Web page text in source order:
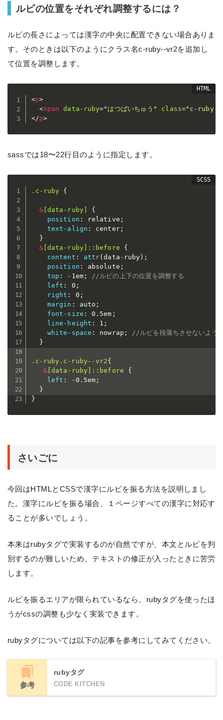
ルビの位置をそれぞれ調整するには？
ルビの長さによっては漢字の中央に配置できない場合ありま
す。そのときは以下のようにクラス名c-ruby--vr2を追加し
て位置を調整します。
<p>
<span data-ruby=" はつばいちゅう " class=" c-ruby
</p>
sassでは18〜22行目のように指定します。
.c-ruby {
&[data-ruby] {
position : relative ;
text-align : center;
}
&[data-ruby]::before {
content : attr(data-ruby ) ;
position : absolute ;
top : -1em;
//ルビの上下の位置を調整する
left : 0 ;
right : 0 ;
margin : auto ;
font-size : 0.5em ;
line-height : 1 ;
white-space : nowrap ;
//ルビを段落ちさせないよう
}
.c-ruby.c-ruby--vr2{
&[data-ruby]::before {
left : -0.5em ;
}
}
さいごに
今回はHTMLとCSSで漢字にルビを振る方法を説明しまし
た。漢字にルビを振る場合、１ページすべての漢字に対応す
ることが多いでしょう。
本来はrubyタグで実装するのが自然ですが、本文とルビを判
別するのが難しいため、テキストの修正が入ったときに苦労
します。
ルビを振るエリアが限られているなら、rubyタグを使ったほ
うがcssの調整も少なく実装できます。
rubyタグについては以下の記事を参考にしてみてください。
参考
rubyタグ
CODE KITCHEN